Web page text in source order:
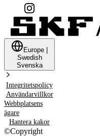
Europe
Swedish
Svenska
Integritetspolicy
Användarvillkor
Webbplatsens
ägare
Hantera kakor
©Copyright